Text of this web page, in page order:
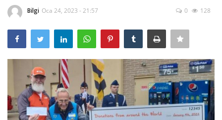
İletişim
Yapay Zeka
Üniversite Yayınları
Tarım
E-Devlet Sistemleri
Bilgi Oca 24, 2023 - 21:57 0 128